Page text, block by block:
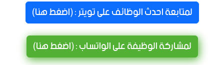
لمتابعة احدث الوظائف على تويتر : (اضغط هنا)
لمشاركة الوظيفة على الواتساب : (اضغط هنا)